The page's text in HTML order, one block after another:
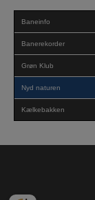
Baneinfo
Banerekorder
Grøn Klub
Nyd naturen
Kælkebakken